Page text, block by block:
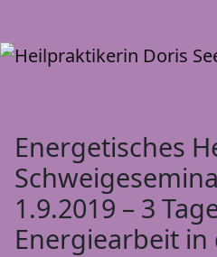
Energetisches
1.9.2019 – 3
Energiearbeit